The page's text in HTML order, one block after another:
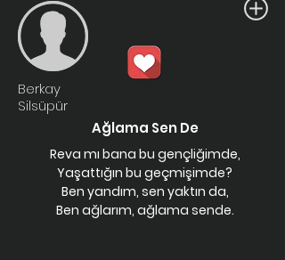
Berkay
Silsüpür
Ağlama Sen De
Reva mı bana bu gençliğimde,
Yaşattığın bu geçmişimde?
Ben yandım, sen yaktın da,
Ben ağlarım, ağlama sende.